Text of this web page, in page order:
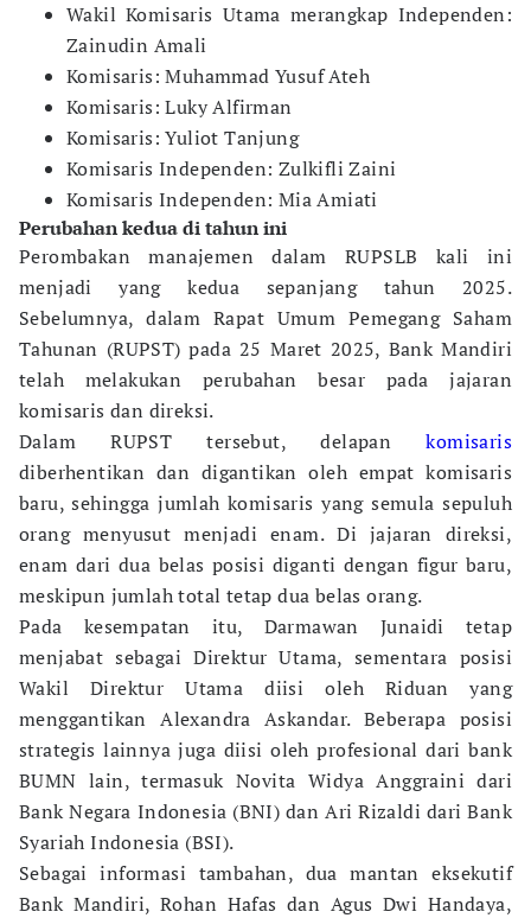
Wakil Komisaris Utama merangkap Independen:
Zainudin Amali
Komisaris: Muhammad Yusuf Ateh
Komisaris: Luky Alfirman
Komisaris: Yuliot Tanjung
Komisaris Independen: Zulkifli Zaini
Komisaris Independen: Mia Amiati
Perubahan kedua di tahun ini
Perombakan manajemen dalam RUPSLB kali ini
menjadi yang kedua sepanjang tahun 2025.
Sebelumnya, dalam Rapat Umum Pemegang Saham
Tahunan (RUPST) pada 25 Maret 2025, Bank Mandiri
telah melakukan perubahan besar pada jajaran
komisaris dan direksi.
Dalam RUPST tersebut, delapankomisaris
diberhentikan dan digantikan oleh empat komisaris
baru, sehingga jumlah komisaris yang semula sepuluh
orang menyusut menjadi enam. Di jajaran direksi,
enam dari dua belas posisi diganti dengan figur baru,
meskipun jumlah total tetap dua belas orang.
Pada kesempatan itu, Darmawan Junaidi tetap
menjabat sebagai Direktur Utama, sementara posisi
Wakil Direktur Utama diisi oleh Riduan yang
menggantikan Alexandra Askandar. Beberapa posisi
strategis lainnya juga diisi oleh profesional dari bank
BUMN lain, termasuk Novita Widya Anggraini dari
Bank Negara Indonesia (BNI) dan Ari Rizaldi dari Bank
Syariah Indonesia (BSI).
Sebagai informasi tambahan, dua mantan eksekutif
Bank Mandiri, Rohan Hafas dan Agus Dwi Handaya,